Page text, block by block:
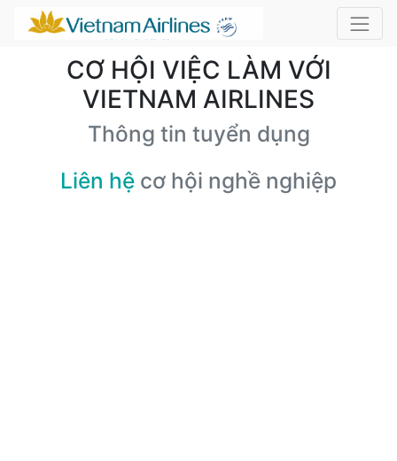
CƠ HỘI VIỆC LÀM VỚI
VIETNAM AIRLINES
Thông tin tuyển dụng
Liên hệ cơ hội nghề nghiệp